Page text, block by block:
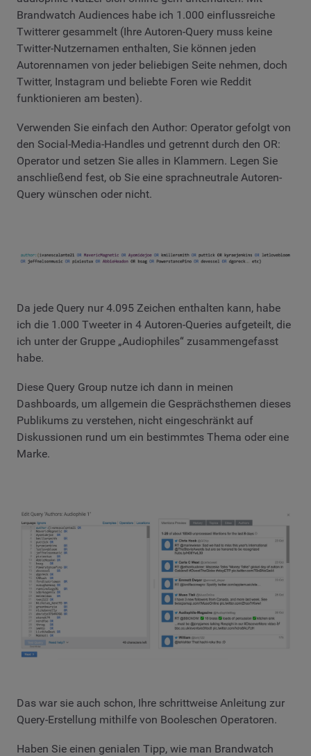
Brandwatch Audiences habe ich 1.000 einflussreiche
Twitterer gesammelt (Ihre Autoren-Query muss keine
Twitter-Nutzernamen enthalten, Sie können jeden
Autorennamen von jeder beliebigen Seite nehmen, doch
Twitter, Instagram und beliebte Foren wie Reddit
funktionieren am besten).
Verwenden Sie einfach den Author: Operator gefolgt von
den Social-Media-Handles und getrennt durch den OR:
Operator und setzen Sie alles in Klammern. Legen Sie
anschließend fest, ob Sie eine sprachneutrale Autoren-
Query wünschen oder nicht.
Da jede Query nur 4.095 Zeichen enthalten kann, habe
ich die 1.000 Tweeter in 4 Autoren-Queries aufgeteilt, die
ich unter der Gruppe „Audiophiles“ zusammengefasst
habe.
Diese Query Group nutze ich dann in meinen
Dashboards, um allgemein die Gesprächsthemen dieses
Publikums zu verstehen, nicht eingeschränkt auf
Diskussionen rund um ein bestimmtes Thema oder eine
Marke.
Das war sie auch schon, Ihre schrittweise Anleitung zur
Query-Erstellung mithilfe von Booleschen Operatoren.
Haben Sie einen genialen Tipp, wie man Brandwatch